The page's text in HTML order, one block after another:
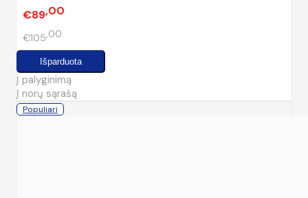
€89 00
€105 00
Į palyginimą
Į norų sąrašą
Populiari